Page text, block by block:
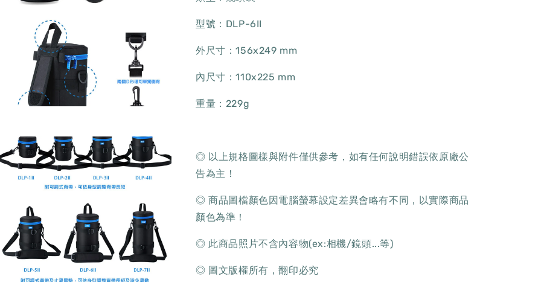
型號：DLP-6II
外尺寸：156x249 mm
內尺寸：110x225 mm
重量：229g
◎ 以上規格圖樣與附件僅供參考，如有任何說明錯誤依原廠公
告為主！
◎ 商品圖檔顏色因電腦螢幕設定差異會略有不同，以實際商品
顏色為準！
◎ 此商品照片不含內容物(ex:相機/鏡頭...等)
◎ 圖文版權所有，翻印必究